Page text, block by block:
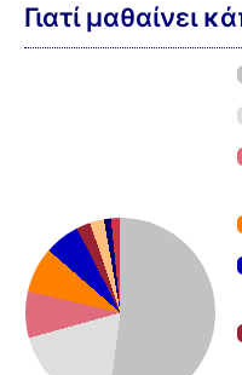
Γιατί μαθαίνει